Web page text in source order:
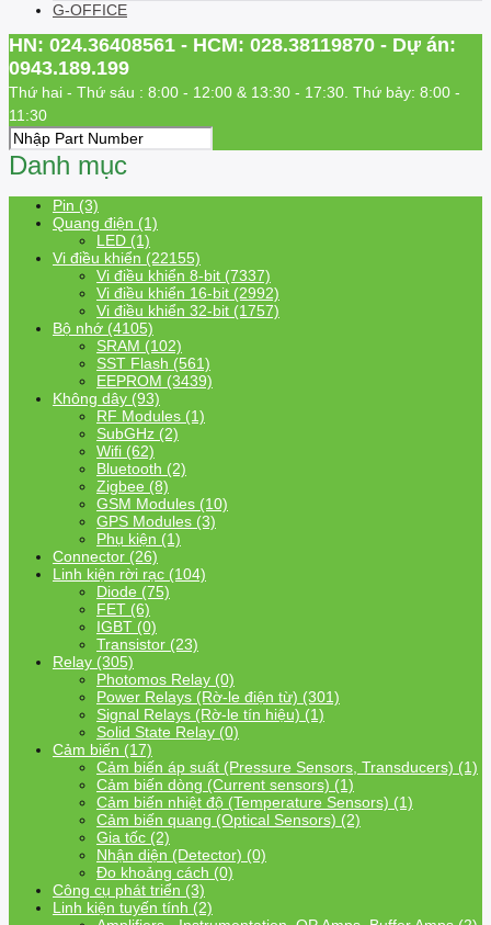
G-OFFICE
HN: 024.36408561 - HCM: 028.38119870 - Dự án:
0943.189.199
Thứ hai - Thứ sáu : 8:00 - 12:00 & 13:30 - 17:30. Thứ bảy: 8:00 -
11:30
Danh mục
Pin (3)
Quang điện (1)
LED (1)
Vi điều khiển (22155)
Vi điều khiển 8-bit (7337)
Vi điều khiển 16-bit (2992)
Vi điều khiển 32-bit (1757)
Bộ nhớ (4105)
SRAM (102)
SST Flash (561)
EEPROM (3439)
Không dây (93)
RF Modules (1)
SubGHz (2)
Wifi (62)
Bluetooth (2)
Zigbee (8)
GSM Modules (10)
GPS Modules (3)
Phụ kiện (1)
Connector (26)
Linh kiện rời rạc (104)
Diode (75)
FET (6)
IGBT (0)
Transistor (23)
Relay (305)
Photomos Relay (0)
Power Relays (Rờ-le điện từ) (301)
Signal Relays (Rờ-le tín hiệu) (1)
Solid State Relay (0)
Cảm biến (17)
Cảm biến áp suất (Pressure Sensors, Transducers) (1)
Cảm biến dòng (Current sensors) (1)
Cảm biến nhiệt độ (Temperature Sensors) (1)
Cảm biến quang (Optical Sensors) (2)
Gia tốc (2)
Nhận diện (Detector) (0)
Đo khoảng cách (0)
Công cụ phát triển (3)
Linh kiện tuyến tính (2)